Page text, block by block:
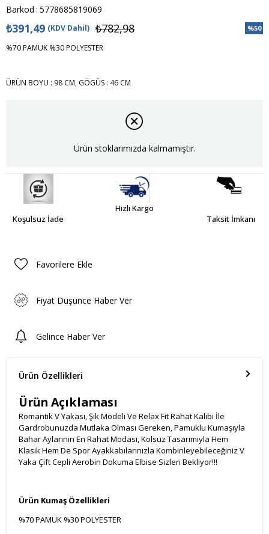
Barkod : 5778685819069
%50
₺782,98
₺391,49 (KDV Dahil)
%70 PAMUK %30 POLYESTER
ÜRÜN BOYU : 98 CM, GÖGÜS : 46 CM
Ürün stoklarımızda kalmamıştır.
Koşulsuz İade
Hızlı Kargo
Taksit İmkanı
Favorilere Ekle
Fiyat Düşünce Haber Ver
Gelince Haber Ver
Ürün Özellikleri
Ürün Açıklaması
Romantik V Yakası, Şık Modeli Ve Relax Fit Rahat Kalıbı İle
Gardrobunuzda Mutlaka Olması Gereken, Pamuklu Kumaşıyla
Bahar Aylarının En Rahat Modası, Kolsuz Tasarımıyla Hem
Klasik Hem De Spor Ayakkabılarınızla Kombinleyebileceğiniz V
Yaka Çift Cepli Aerobin Dokuma Elbise Sizleri Bekliyor!!!
Ürün Kumaş Özellikleri
%70 PAMUK %30 POLYESTER